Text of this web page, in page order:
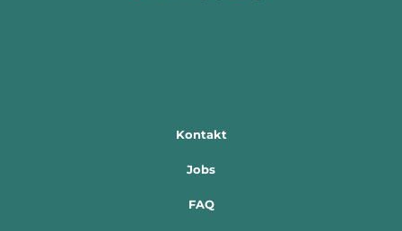
Kontakt
Jobs
FAQ